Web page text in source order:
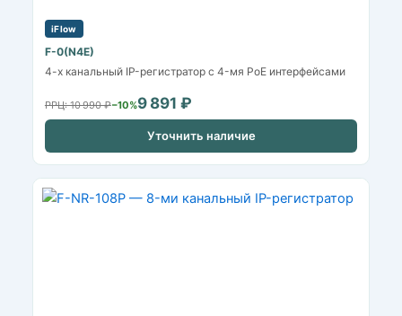
iFlow
F-0(N4E)
4-х канальный IP-регистратор c 4-мя PoE интерфейсами
РРЦ: 10 990 ₽−10%9 891 ₽
Уточнить наличие